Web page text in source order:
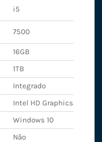
i5
7500
16GB
1TB
Integrado
Intel HD Graphics
Windows 10
Não